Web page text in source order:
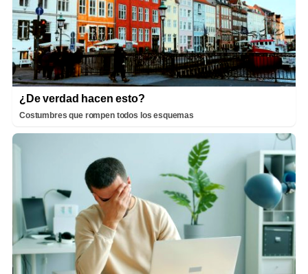
¿De verdad hacen esto?
Costumbres que rompen todos los esquemas